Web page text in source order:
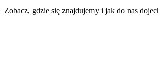
Zobacz, gdzie się znajdujemy i jak do nas